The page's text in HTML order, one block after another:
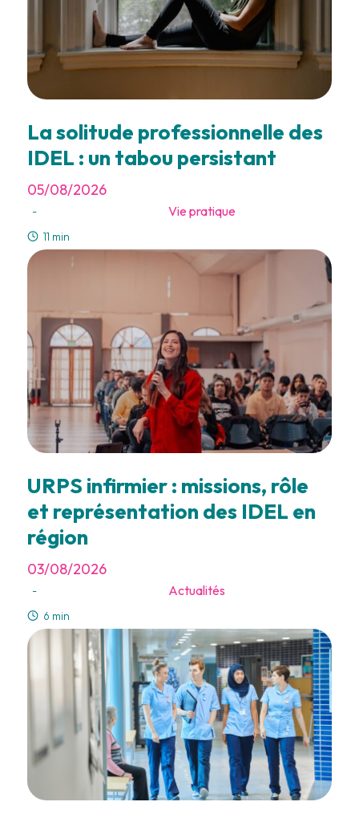
La solitude professionnelle des
IDEL : un tabou persistant
05/08/2026
- Vie pratique
11 min
URPS infirmier : missions, rôle
et représentation des IDEL en
région
03/08/2026
- Actualités
6 min